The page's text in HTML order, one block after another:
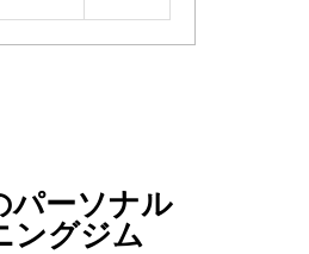
パーソナル
ングジム